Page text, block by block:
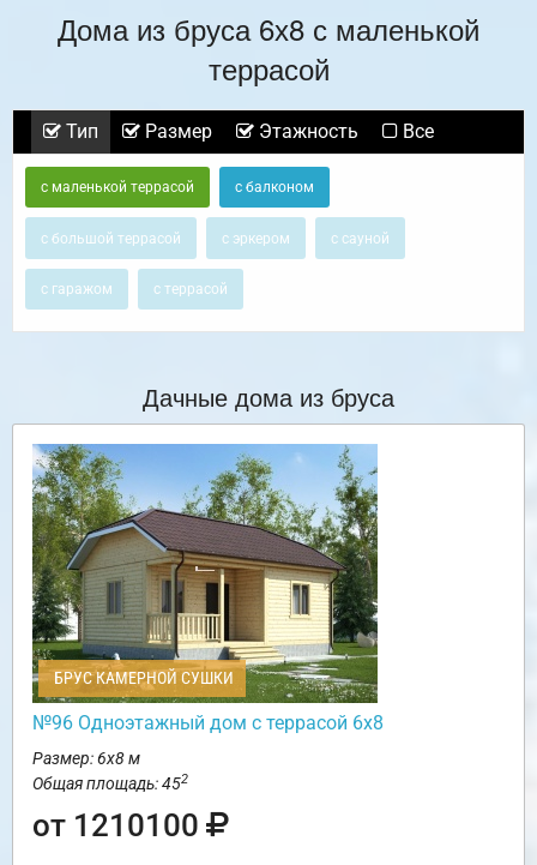
Дома из бруса 6х8 с маленькой
террасой
Тип Размер Этажность Все
с маленькой террасой с балконом
с большой террасой с эркером с сауной
с гаражом с террасой
Дачные дома из бруса
БРУС КАМЕРНОЙ СУШКИ
№96 Одноэтажный дом с террасой 6х8
Размер: 6х8 м
Общая площадь: 452
от 1210100